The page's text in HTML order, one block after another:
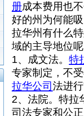
册成本费用也
好的州为何能
拉华州有什么
域的主导地位
1、成文法。 特
专家制定，不
拉华公司 法进
2、法院。特拉
司法专家和公